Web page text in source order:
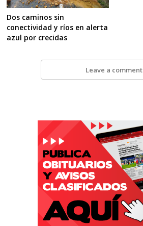
Dos caminos sin
conectividad y ríos en alerta
azul por crecidas
Leave a comment